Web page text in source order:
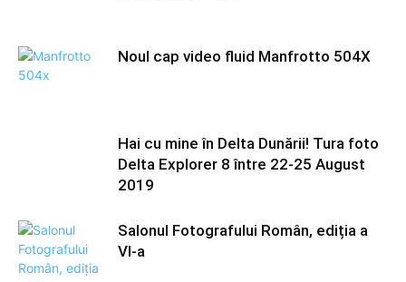
Noul cap video fluid Manfrotto 504X
Hai cu mine în Delta Dunării! Tura foto
Delta Explorer 8 între 22-25 August
2019
Salonul Fotografului Român, ediția a
VI-a